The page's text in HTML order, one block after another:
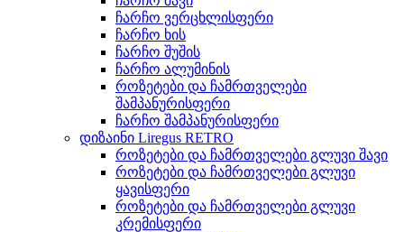
ჩარჩო ვერცხლისფერი
ჩარჩო ხის
ჩარჩო შუშის
ჩარჩო ალუმინის
როზეტები და ჩამრთველები
შამპანურისფერი
ჩარჩო შამპანურისფერი
დიზაინი Liregus RETRO
როზეტები და ჩამრთველები გლუვი შავი
როზეტები და ჩამრთველები გლუვი
ყავისფერი
როზეტები და ჩამრთველები გლუვი
კრემისფერი